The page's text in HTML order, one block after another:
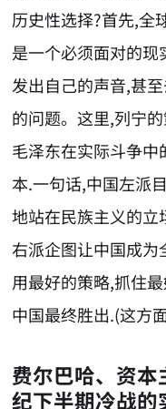
历史性选择?首先,全
是一个必须面对的
发出自己的声音,甚
的问题。这里,列宁
毛泽东在实际斗争
本.一句话,中国左派
地站在民族主义的
右派企图让中国成
用最好的策略,抓住
中国最终胜出.(这方
费尔巴哈、资
纪下半期冷战的